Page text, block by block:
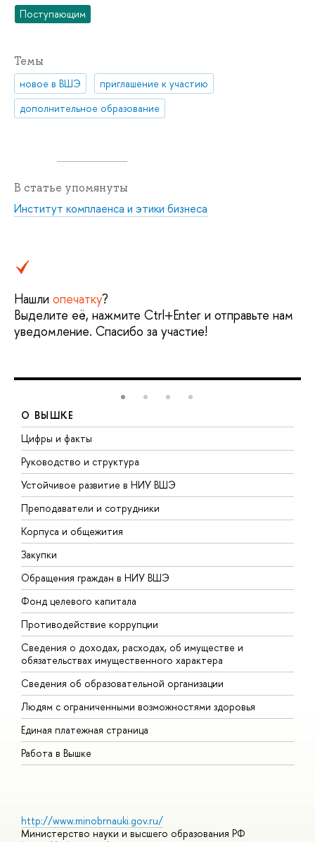
Поступающим
Темы
новое в ВШЭ
приглашение к участию
дополнительное образование
В статье упомянуты
Институт комплаенса и этики бизнеса
Нашли опечатку?
Выделите её, нажмите Ctrl+Enter и отправьте нам
уведомление. Спасибо за участие!
О ВЫШКЕ
Цифры и факты
Руководство и структура
Устойчивое развитие в НИУ ВШЭ
Преподаватели и сотрудники
Корпуса и общежития
Закупки
Обращения граждан в НИУ ВШЭ
Фонд целевого капитала
Противодействие коррупции
Сведения о доходах, расходах, об имуществе и
обязательствах имущественного характера
Сведения об образовательной организации
Людям с ограниченными возможностями здоровья
Единая платежная страница
Работа в Вышке
http://www.minobrnauki.gov.ru/
Министерство науки и высшего образования РФ